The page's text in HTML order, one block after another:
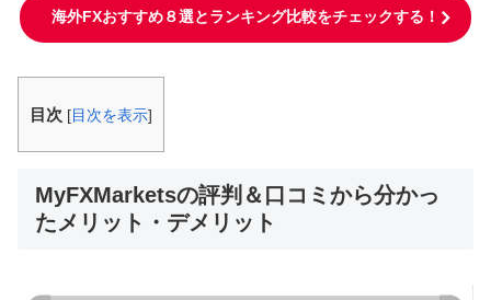
海外FXおすすめ８選とランキング比較をチェックする！
目次 [ 目次を表示]
MyFXMarketsの評判＆口コミから分かっ
たメリット・デメリット